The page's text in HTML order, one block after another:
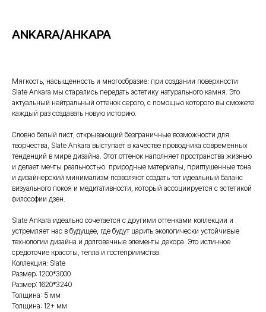
ANKARA/АНКАРА
Мягкость, насыщенность и многообразие: при создании поверхности
Slate Ankara мы старались передать эстетику натурального камня. Это
актуальный нейтральный оттенок серого, с помощью которого вы сможете
каждый раз создавать новую историю.
Словно белый лист, открывающий безграничные возможности для
творчества, Slate Ankara выступает в качестве проводника современных
тенденций в мире дизайна. Этот оттенок наполняет пространства жизнью
и делает мечты реальностью: природные материалы, приглушенные тона
и дизайнерский минимализм позволяют создать тот идеальный баланс
визуального покоя и медитативности, который ассоциируется с эстетикой
философии дзен.
Slate Ankara идеально сочетается с другими оттенками коллекции и
устремляет нас в будущее, где будут царить экологически устойчивые
технологии дизайна и долговечные элементы декора. Это истинное
средоточие красоты, тепла и гостеприимства.
Коллекция: Slate
Размер: 1200*3000
Размер: 1620*3240
Толщина: 5 мм
Толщина: 12+ мм